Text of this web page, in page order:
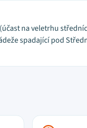
na veletrhu
spadající pod